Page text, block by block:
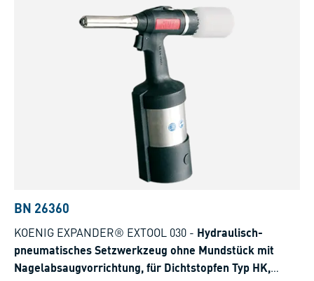
BN 26360
KOENIG EXPANDER® EXTOOL 030 - Hydraulisch-
pneumatisches Setzwerkzeug ohne Mundstück mit
Nagelabsaugvorrichtung, für Dichtstopfen Typ HK,